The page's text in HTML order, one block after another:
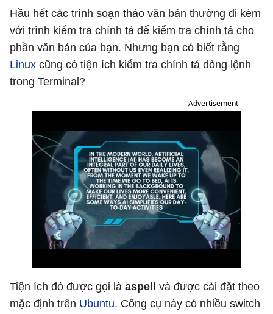
Hầu hết các trình soạn thảo văn bản thường đi kèm
với trình kiểm tra chính tả để kiểm tra chính tả cho
phần văn bản của bạn. Nhưng bạn có biết rằng
Linux cũng có tiện ích kiểm tra chính tả dòng lệnh
trong Terminal?
Advertisement
Tiện ích đó được gọi là aspell
và được cài đặt theo
mặc định trên Ubuntu. Công cụ này có nhiều switch